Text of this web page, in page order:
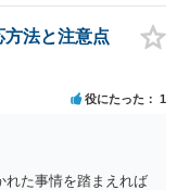
から何らかのペナルテ
金で自己責任で生活せ
てをすべきでしょ
法と注意点
役にたった 1
れた事情を踏まえれば